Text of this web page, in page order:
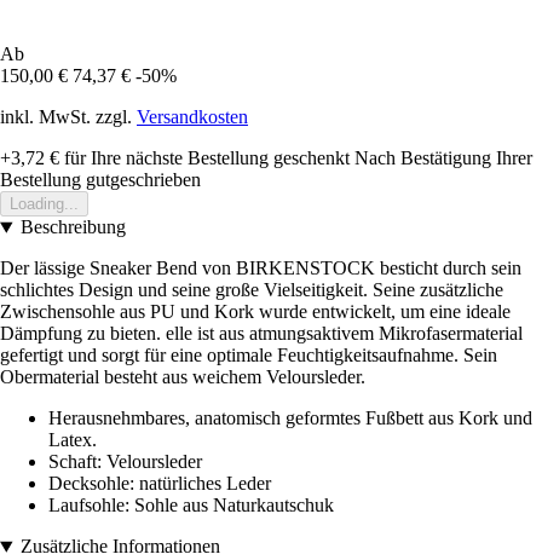
Ab
150,00 € 74,37 € -50%
inkl. MwSt. zzgl. Versandkosten
+3,72 € für Ihre nächste Bestellung geschenkt Nach Bestätigung Ihrer
Bestellung gutgeschrieben
Loading...
Beschreibung
Der lässige Sneaker Bend von BIRKENSTOCK besticht durch sein
schlichtes Design und seine große Vielseitigkeit. Seine zusätzliche
Zwischensohle aus PU und Kork wurde entwickelt, um eine ideale
Dämpfung zu bieten. elle ist aus atmungsaktivem Mikrofasermaterial
gefertigt und sorgt für eine optimale Feuchtigkeitsaufnahme. Sein
Obermaterial besteht aus weichem Veloursleder.
Herausnehmbares, anatomisch geformtes Fußbett aus Kork und
Latex.
Schaft: Veloursleder
Decksohle: natürliches Leder
Laufsohle: Sohle aus Naturkautschuk
Zusätzliche Informationen